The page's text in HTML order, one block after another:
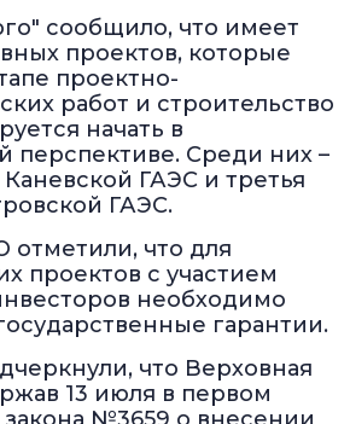
сообщило, что имеет
проектов, которые
проектно-
работ и строительство
начать в
перспективе. Среди них –
ГАЭС и третья
ГАЭС.
отметили, что для
проектов с участием
необходимо
гарантии.
что Верховная
13 июля в первом